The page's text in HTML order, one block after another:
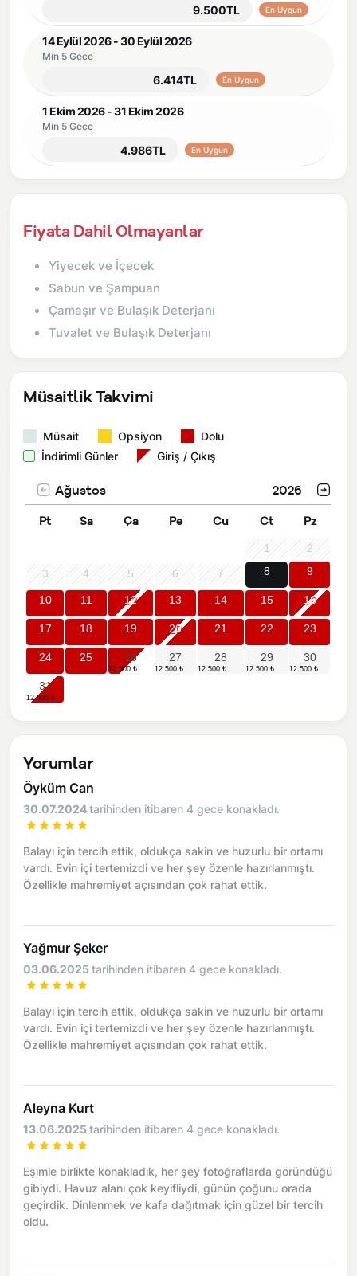
9.500TL En Uygun
14 Eylül 2026 - 30 Eylül 2026
Min 5 Gece
6.414TL En Uygun
1 Ekim 2026 - 31 Ekim 2026
Min 5 Gece
4.986TL En Uygun
Fiyata Dahil Olmayanlar
Yiyecek ve İçecek
Sabun ve Şampuan
Çamaşır ve Bulaşık Deterjanı
Tuvalet ve Bulaşık Deterjanı
Müsaitlik Takvimi
Müsait Opsiyon
Dolu
İndirimli Günler
Giriş / Çıkış
Ağustos 2026
Pt Sa Ça Pe Cu Ct Pz
1
2
3
4 5 6 7 8 9
10 11 12 13 14 15 16
17 18 19 20 21 22 23
24 25 26 27 28 29 30
31
Yorumlar
Öyküm Can
30.07.2024tarihinden itibaren 4 gece konakladı.
Balayı için tercih ettik, oldukça sakin ve huzurlu bir ortamı
vardı. Evin içi tertemizdi ve her şey özenle hazırlanmıştı.
Özellikle mahremiyet açısından çok rahat ettik.
Yağmur Şeker
03.06.2025tarihinden itibaren 4 gece konakladı.
Balayı için tercih ettik, oldukça sakin ve huzurlu bir ortamı
vardı. Evin içi tertemizdi ve her şey özenle hazırlanmıştı.
Özellikle mahremiyet açısından çok rahat ettik.
Aleyna Kurt
13.06.2025tarihinden itibaren 4 gece konakladı.
Eşimle birlikte konakladık, her şey fotoğraflarda göründüğü
gibiydi. Havuz alanı çok keyifliydi, günün çoğunu orada
geçirdik. Dinlenmek ve kafa dağıtmak için güzel bir tercih
oldu.